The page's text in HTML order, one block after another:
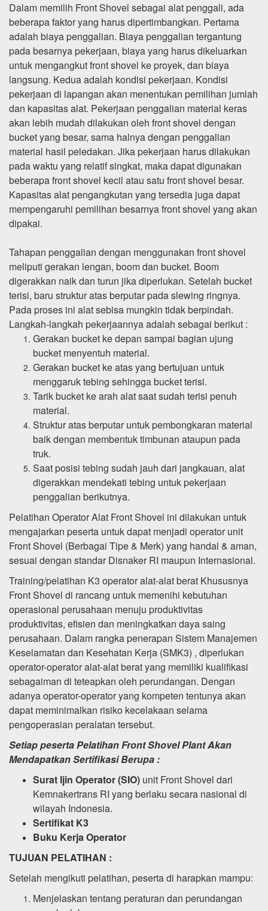
Dalam memilih Front Shovel sebagai alat penggali, ada
beberapa faktor yang harus dipertimbangkan. Pertama
adalah biaya penggalian. Biaya penggalian tergantung
pada besarnya pekerjaan, biaya yang harus dikeluarkan
untuk mengangkut front shovel ke proyek, dan biaya
langsung. Kedua adalah kondisi pekerjaan. Kondisi
pekerjaan di lapangan akan menentukan pemilihan jumlah
dan kapasitas alat. Pekerjaan penggalian material keras
akan lebih mudah dilakukan oleh front shovel dengan
bucket yang besar, sama halnya dengan penggalian
material hasil peledakan. Jika pekerjaan harus dilakukan
pada waktu yang relatif singkat, maka dapat digunakan
beberapa front shovel kecil atau satu front shovel besar.
Kapasitas alat pengangkutan yang tersedia juga dapat
mempengaruhi pemilihan besarnya front shovel yang akan
dipakai.
Tahapan penggalian dengan menggunakan front shovel
meliputi gerakan lengan, boom dan bucket. Boom
digerakkan naik dan turun jika diperlukan. Setelah bucket
terisi, baru struktur atas berputar pada slewing ringnya.
Pada proses ini alat sebisa mungkin tidak berpindah.
Langkah-langkah pekerjaannya adalah sebagai berikut :
Gerakan bucket ke depan sampai bagian ujung
bucket menyentuh material.
Gerakan bucket ke atas yang bertujuan untuk
menggaruk tebing sehingga bucket terisi.
Tarik bucket ke arah alat saat sudah terisi penuh
material.
Struktur atas berputar untuk pembongkaran material
baik dengan membentuk timbunan ataupun pada
truk.
Saat posisi tebing sudah jauh dari jangkauan, alat
digerakkan mendekati tebing untuk pekerjaan
penggalian berikutnya.
Pelatihan Operator Alat Front Shovel ini dilakukan untuk
mengajarkan peserta untuk dapat menjadi operator unit
Front Shovel (Berbagai Tipe & Merk) yang handal & aman,
sesuai dengan standar Disnaker RI maupun Internasional.
Training/pelatihan K3 operator alat-alat berat Khususnya
Front Shovel di rancang untuk memenihi kebutuhan
operasional perusahaan menuju produktivitas
produktivitas, efisien dan meningkatkan daya saing
perusahaan. Dalam rangka penerapan Sistem Manajemen
Keselamatan dan Kesehatan Kerja (SMK3) , diperlukan
operator-operator alat-alat berat yang memiliki kualifikasi
sebagaiman di teteapkan oleh perundangan. Dengan
adanya operator-operator yang kompeten tentunya akan
dapat meminimalkan risiko kecelakaan selama
pengoperasian peralatan tersebut.
Setiap peserta Pelatihan Front Shovel Plant Akan
Mendapatkan Sertifikasi Berupa :
Surat Ijin Operator (SIO) unit Front Shovel dari
Kemnakertrans RI yang berlaku secara nasional di
wilayah Indonesia.
Sertifikat K3
Buku Kerja Operator
TUJUAN PELATIHAN :
Setelah mengikuti pelatihan, peserta di harapkan mampu:
Menjelaskan tentang peraturan dan perundangan